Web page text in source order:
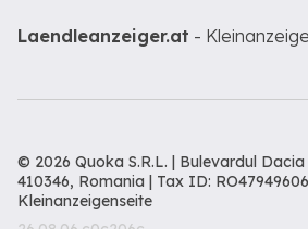
Laendleanzeiger.at -
© 2026 Quoka S.R.L. | Bulevardul
410346, Romania | Tax ID:
Kleinanzeigenseite